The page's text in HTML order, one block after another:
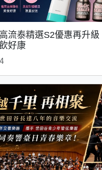
流泰精選S2優惠再升
好康